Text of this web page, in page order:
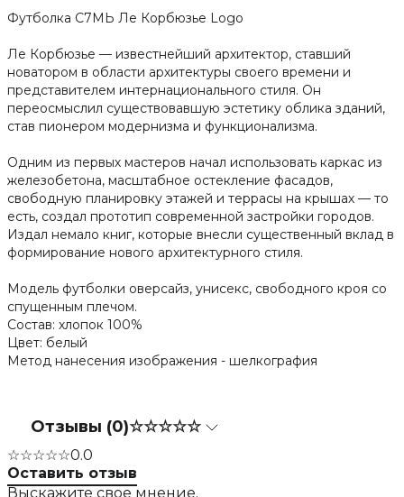
Футболка С7МЬ Ле Корбюзье Logo
Ле Корбюзье — известнейший архитектор, ставший
новатором в области архитектуры своего времени и
представителем интернационального стиля. Он
переосмыслил существовавшую эстетику облика зданий,
став пионером модернизма и функционализма.
Одним из первых мастеров начал использовать каркас из
железобетона, масштабное остекление фасадов,
свободную планировку этажей и террасы на крышах — то
есть, создал прототип современной застройки городов.
Издал немало книг, которые внесли существенный вклад в
формирование нового архитектурного стиля.
Модель футболки оверсайз, унисекс, свободного кроя со
спущенным плечом.
Состав: хлопок 100%
Цвет: белый
Метод нанесения изображения - шелкография
Отзывы (0)☆☆☆☆☆
☆☆☆☆☆0.0
Оставить отзыв
Выскажите свое мнение.